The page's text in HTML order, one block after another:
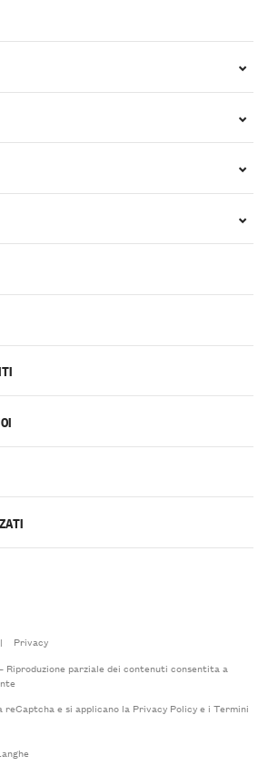
|
Privacy
parziale dei contenuti consentita a
e si applicano la Privacy Policye i Termini